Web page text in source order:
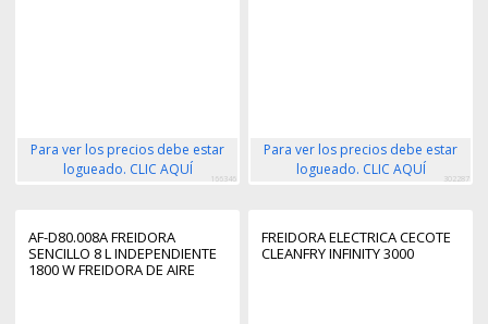
Para ver los precios debe estar
logueado. CLIC AQUÍ
166346
Para ver los precios debe estar
logueado. CLIC AQUÍ
302287
AF-D80.008A FREIDORA
SENCILLO 8 L INDEPENDIENTE
1800 W FREIDORA DE AIRE
FREIDORA ELECTRICA CECOTE
CLEANFRY INFINITY 3000